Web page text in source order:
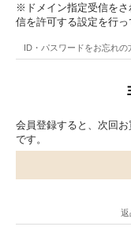
※ドメイン指定受信をさ
信を許可する設定を行っ
ID・パスワードをお忘れの
会員登録すると、次回
です。
返